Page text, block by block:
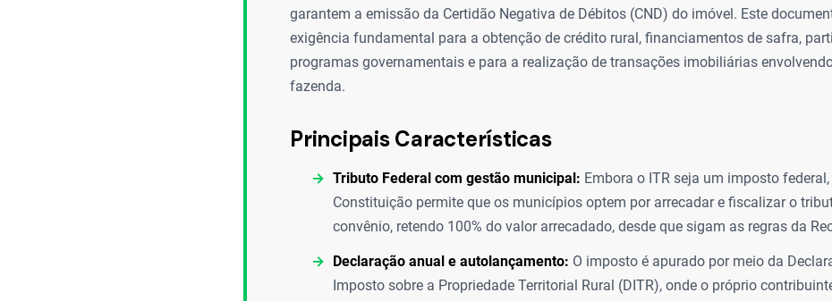
garantem a emissão da Certidão Negativa de Débitos (CND) do imóvel. Este
exigência fundamental para a obtenção de crédito rural, financiamentos de safra,
programas governamentais e para a realização de transações imobiliárias
fazenda.
Principais Características
Tributo Federal com gestão municipal: Embora o ITR seja um imposto federal,
Constituição permite que os municípios optem por arrecadar e fiscalizar o
convênio, retendo 100% do valor arrecadado, desde que sigam as regras da
Declaração anual e autolançamento: O imposto é apurado por meio da
Imposto sobre a Propriedade Territorial Rural (DITR), onde o próprio